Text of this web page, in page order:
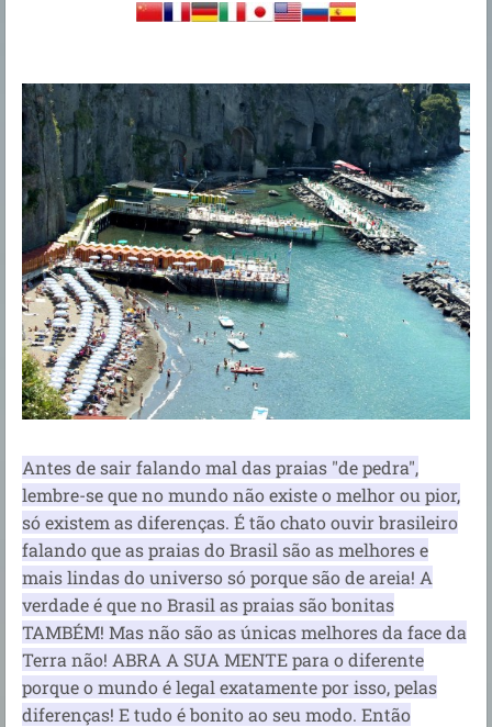
Antes de sair falando mal das praias "de pedra",
lembre-se que no mundo não existe o melhor ou pior,
só existem as diferenças. É tão chato ouvir brasileiro
falando que as praias do Brasil são as melhores e
mais lindas do universo só porque são de areia! A
verdade é que no Brasil as praias são bonitas
TAMBÉM! Mas não são as únicas melhores da face da
Terra não! ABRA A SUA MENTE para o diferente
porque o mundo é legal exatamente por isso, pelas
diferenças! E tudo é bonito ao seu modo. Então